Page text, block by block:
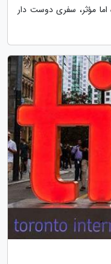
مؤثر، سفری دوست دار